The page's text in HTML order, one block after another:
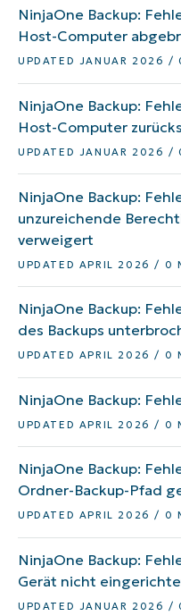
NinjaOne Backup:
Host-Computer
UPDATED JANUAR 2026 /
NinjaOne Backup:
Host-Computer
UPDATED JANUAR 2026 /
NinjaOne Backup:
unzureichende
verweigert
UPDATED APRIL 2026 / 0
NinjaOne Backup:
des Backups
UPDATED APRIL 2026 / 0
NinjaOne Backup:
UPDATED APRIL 2026 / 0
NinjaOne Backup:
Ordner-Backup-Pfad
UPDATED APRIL 2026 / 0
NinjaOne Backup:
Gerät nicht
UPDATED JANUAR 2026 /